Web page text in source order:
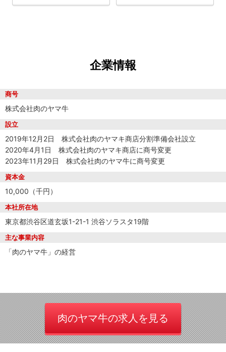
企業情報
商号
株式会社肉のヤマ牛
設立
2019年12月2日 株式会社肉のヤマキ商店分割準備会社設立
2020年4月1日 株式会社肉のヤマキ商店に商号変更
2023年11月29日 株式会社肉のヤマ牛に商号変更
資本金
10,000（千円）
本社所在地
東京都渋谷区道玄坂1-21-1 渋谷ソラスタ19階
主な事業内容
「肉のヤマ牛」の経営
肉のヤマ牛の求人を見る